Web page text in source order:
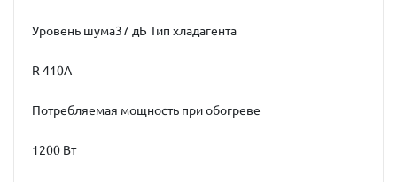
Уровень шума37 дБ Тип хладагента
R 410A
Потребляемая мощность при обогреве
1200 Вт